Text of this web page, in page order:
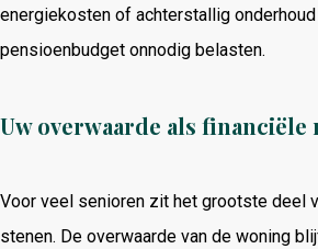
energiekosten of achterstallig onderhoud
pensioenbudget onnodig belasten.
Uw overwaarde als
Voor veel senioren zit het grootste deel
stenen. De overwaarde van de woning